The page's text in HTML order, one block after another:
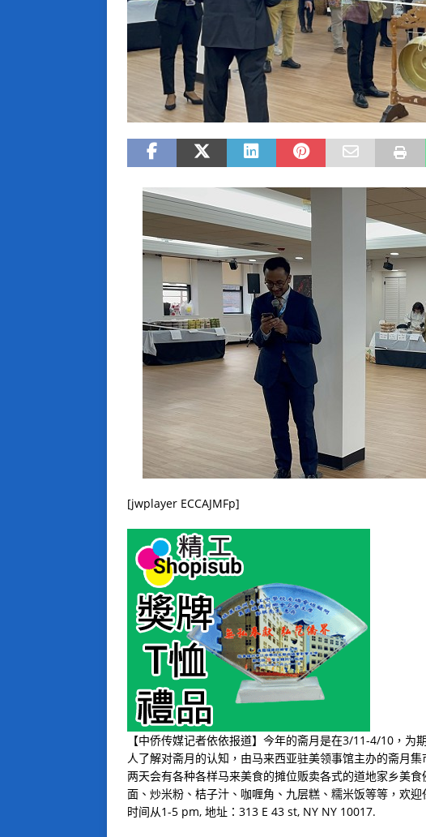
[jwplayer ECCAJMFp]
【中侨传媒记者依依报道】今年的斋月是在3/11-4/10，
人了解对斋月的认知，由马来西亚驻美领事馆主办的斋月
两天会有各种各样马来美食的摊位贩卖各式的道地家乡美
面、炒米粉、桔子汁、咖喱角、九层糕、糯米饭等等，欢
时间从1-5 pm, 地址：313 E 43 st, NY NY 10017.